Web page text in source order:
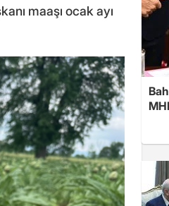
maaşı ocak ayı